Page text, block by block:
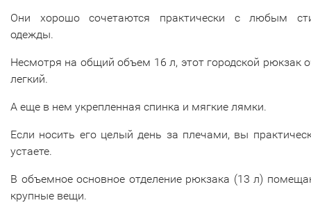
Они хорошо сочетаются практически с любым
одежды.
Несмотря на общий объем 16 л, этот городской рюкзак
легкий.
А еще в нем укрепленная спинка и мягкие лямки.
Если носить его целый день за плечами, вы
устаете.
В объемное основное отделение рюкзака (13 л)
крупные вещи.